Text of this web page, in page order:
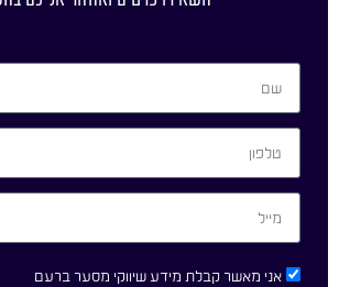
אני מאשר קבלת מידע שיווקי מסער ברעם